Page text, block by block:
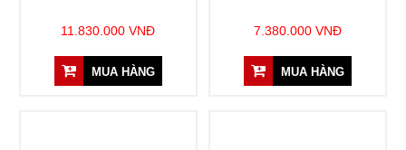
11.830.000 VNĐ
MUA HÀNG
7.380.000 VNĐ
MUA HÀNG